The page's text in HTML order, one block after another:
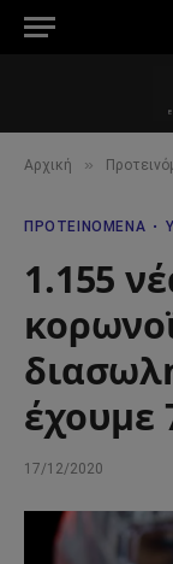
Αρχική »
ΠΡΟΤΕΙΝΌΜΕΝΑ
1.155
έχουμε
17/12/2020